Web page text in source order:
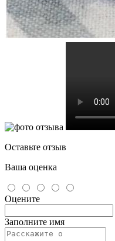
Оставьте отзыв
Ваша оценка
Оцените
Заполните имя